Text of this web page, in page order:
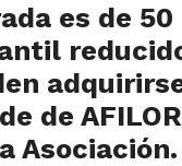
es de 50
de
Asociación.